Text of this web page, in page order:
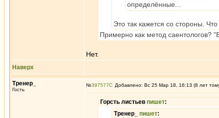
определённые...
Это так кажется со стороны.
Примерно как метод саентологов?
Нет.
Наверх
Тренер_
Гость
№397577 Добавлено: Вс 25 Мар 18, 16:13 (8 лет
Горсть листьев пишет:
Тренер_ пишет: